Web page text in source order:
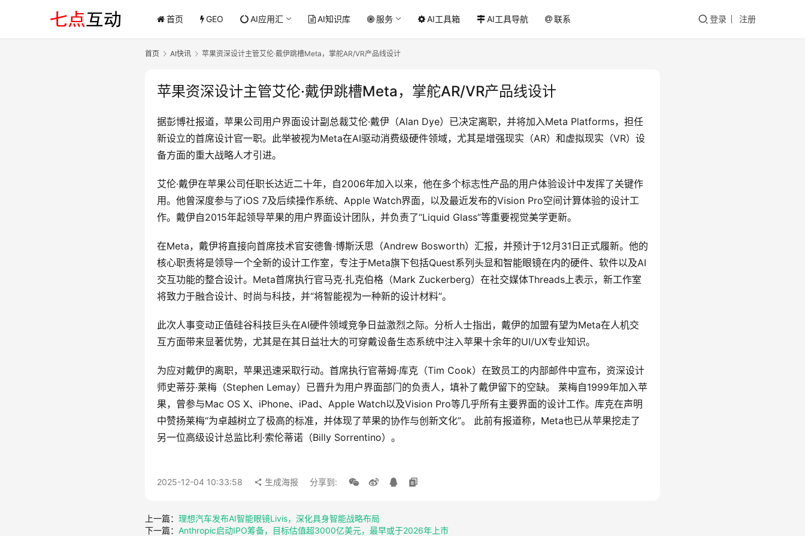
首页 GEO AI应用汇 AI知识库 服务 AI工具箱 AI工具导航 联系 登录 注册
首页 AI快讯 苹果资深设计主管艾伦·戴伊跳槽Meta，掌舵AR/VR产品线设计
苹果资深设计主管艾伦·戴伊跳槽Meta，掌舵AR/VR产品线设计
据彭博社报道，苹果公司用户界面设计副总裁艾伦·戴伊（Alan Dye）已决定离职，并将加入Meta Platforms，担任
新设立的首席设计官一职。此举被视为Meta在AI驱动消费级硬件领域，尤其是增强现实（AR）和虚拟现实（VR）设
备方面的重大战略人才引进。
艾伦·戴伊在苹果公司任职长达近二十年，自2006年加入以来，他在多个标志性产品的用户体验设计中发挥了关键作
用。他曾深度参与了iOS 7及后续操作系统、Apple Watch界面，以及最近发布的Vision Pro空间计算体验的设计工
作。戴伊自2015年起领导苹果的用户界面设计团队，并负责了“Liquid Glass”等重要视觉美学更新。
在Meta，戴伊将直接向首席技术官安德鲁·博斯沃思（Andrew Bosworth）汇报，并预计于12月31日正式履新。他的
核心职责将是领导一个全新的设计工作室，专注于Meta旗下包括Quest系列头显和智能眼镜在内的硬件、软件以及AI
交互功能的整合设计。Meta首席执行官马克·扎克伯格（Mark Zuckerberg）在社交媒体Threads上表示，新工作室
将致力于融合设计、时尚与科技，并“将智能视为一种新的设计材料”。
此次人事变动正值硅谷科技巨头在AI硬件领域竞争日益激烈之际。分析人士指出，戴伊的加盟有望为Meta在人机交
互方面带来显著优势，尤其是在其日益壮大的可穿戴设备生态系统中注入苹果十余年的UI/UX专业知识。
为应对戴伊的离职，苹果迅速采取行动。首席执行官蒂姆·库克（Tim Cook）在致员工的内部邮件中宣布，资深设计
师史蒂芬·莱梅（Stephen Lemay）已晋升为用户界面部门的负责人，填补了戴伊留下的空缺。 莱梅自1999年加入苹
果，曾参与Mac OS X、iPhone、iPad、Apple Watch以及Vision Pro等几乎所有主要界面的设计工作。库克在声明
中赞扬莱梅“为卓越树立了极高的标准，并体现了苹果的协作与创新文化”。 此前有报道称，Meta也已从苹果挖走了
另一位高级设计总监比利·索伦蒂诺（Billy Sorrentino）。
2025-12-04 10:33:58 生成海报 分享到:
上一篇： 理想汽车发布AI智能眼镜Livis，深化具身智能战略布局
下一篇： Anthropic启动IPO筹备，目标估值超3000亿美元，最早或于2026年上市